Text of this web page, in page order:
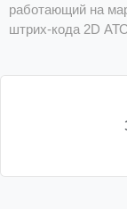
работающий на
штрих-кода 2D